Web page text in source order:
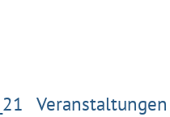
Veranstaltungen